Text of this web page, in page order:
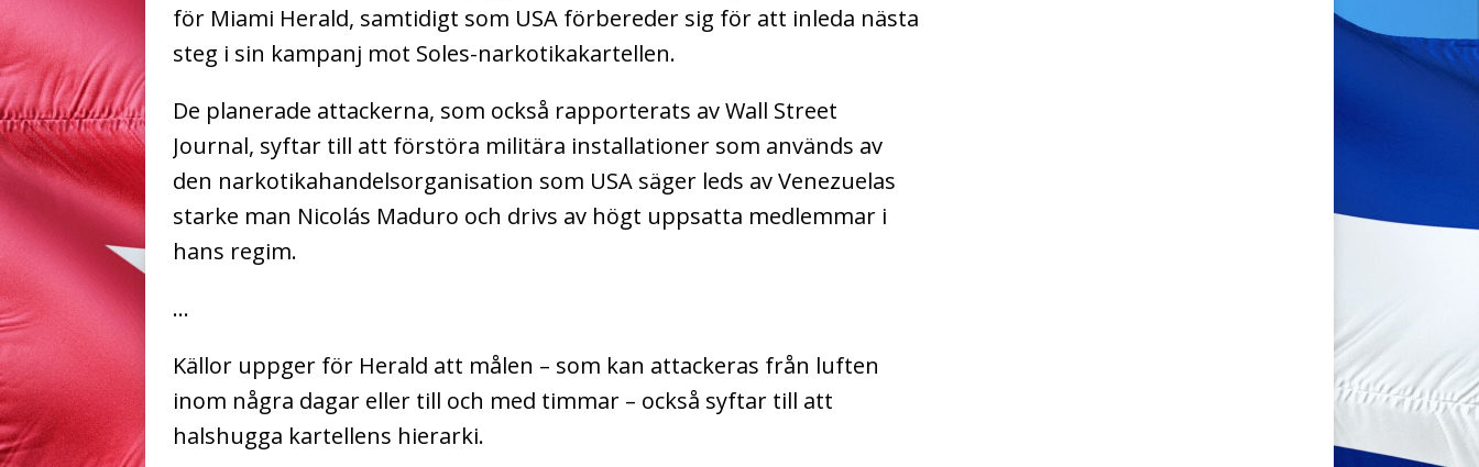
för Miami Herald, samtidigt som USA förbereder sig för att inleda nästa
steg i sin kampanj mot Soles-narkotikakartellen.
De planerade attackerna, som också rapporterats av Wall Street
Journal, syftar till att förstöra militära installationer som används av
den narkotikahandelsorganisation som USA säger leds av Venezuelas
starke man Nicolás Maduro och drivs av högt uppsatta medlemmar i
hans regim.
…
Källor uppger för Herald att målen – som kan attackeras från luften
inom några dagar eller till och med timmar – också syftar till att
halshugga kartellens hierarki.